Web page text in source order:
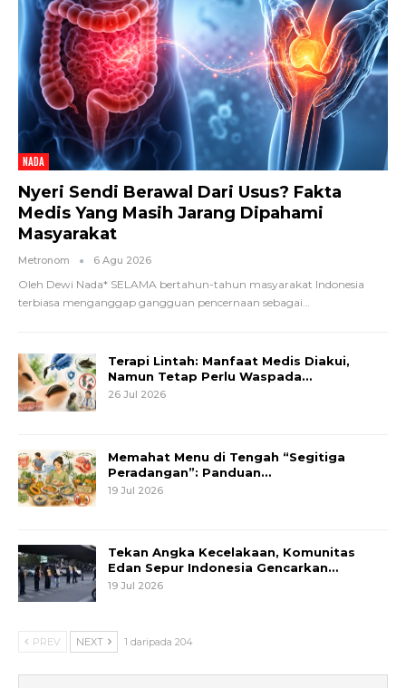
NADA
Nyeri Sendi Berawal Dari Usus? Fakta
Medis Yang Masih Jarang Dipahami
Masyarakat
Metronom 6 Agu 2026
Oleh Dewi Nada* SELAMA bertahun-tahun masyarakat Indonesia
terbiasa menganggap gangguan pencernaan sebagai…
Terapi Lintah: Manfaat Medis Diakui,
Namun Tetap Perlu Waspada…
26 Jul 2026
Memahat Menu di Tengah “Segitiga
Peradangan”: Panduan…
19 Jul 2026
Tekan Angka Kecelakaan, Komunitas
Edan Sepur Indonesia Gencarkan…
19 Jul 2026
PREV NEXT 1 daripada 204